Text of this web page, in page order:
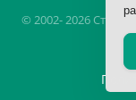
© 2002- 2026